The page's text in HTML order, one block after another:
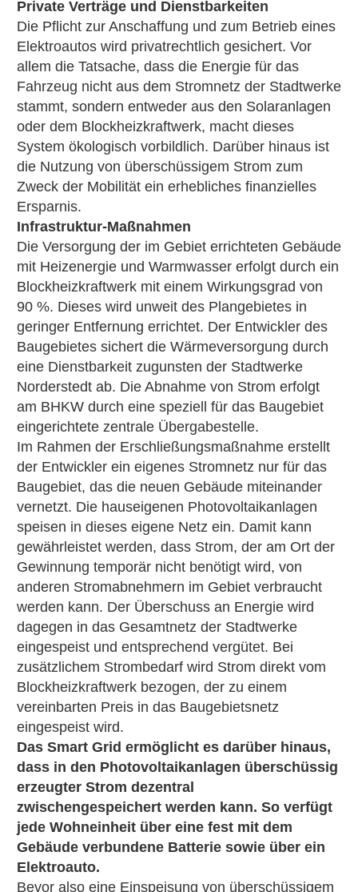
Private Verträge und Dienstbarkeiten
Die Pflicht zur Anschaffung und zum Betrieb eines
Elektroautos wird privatrechtlich gesichert. Vor
allem die Tatsache, dass die Energie für das
Fahrzeug nicht aus dem Stromnetz der Stadtwerke
stammt, sondern entweder aus den Solaranlagen
oder dem Blockheizkraftwerk, macht dieses
System ökologisch vorbildlich. Darüber hinaus ist
die Nutzung von überschüssigem Strom zum
Zweck der Mobilität ein erhebliches finanzielles
Ersparnis.
Infrastruktur-Maßnahmen
Die Versorgung der im Gebiet errichteten Gebäude
mit Heizenergie und Warmwasser erfolgt durch ein
Blockheizkraftwerk mit einem Wirkungsgrad von
90 %. Dieses wird unweit des Plangebietes in
geringer Entfernung errichtet. Der Entwickler des
Baugebietes sichert die Wärmeversorgung durch
eine Dienstbarkeit zugunsten der Stadtwerke
Norderstedt ab. Die Abnahme von Strom erfolgt
am BHKW durch eine speziell für das Baugebiet
eingerichtete zentrale Übergabestelle.
Im Rahmen der Erschließungsmaßnahme erstellt
der Entwickler ein eigenes Stromnetz nur für das
Baugebiet, das die neuen Gebäude miteinander
vernetzt. Die hauseigenen Photovoltaikanlagen
speisen in dieses eigene Netz ein. Damit kann
gewährleistet werden, dass Strom, der am Ort der
Gewinnung temporär nicht benötigt wird, von
anderen Stromabnehmern im Gebiet verbraucht
werden kann. Der Überschuss an Energie wird
dagegen in das Gesamtnetz der Stadtwerke
eingespeist und entsprechend vergütet. Bei
zusätzlichem Strombedarf wird Strom direkt vom
Blockheizkraftwerk bezogen, der zu einem
vereinbarten Preis in das Baugebietsnetz
eingespeist wird.
Das Smart Grid ermöglicht es darüber hinaus,
dass in den Photovoltaikanlagen überschüssig
erzeugter Strom dezentral
zwischengespeichert werden kann. So verfügt
jede Wohneinheit über eine fest mit dem
Gebäude verbundene Batterie sowie über ein
Elektroauto.
Bevor also eine Einspeisung von überschüssigem